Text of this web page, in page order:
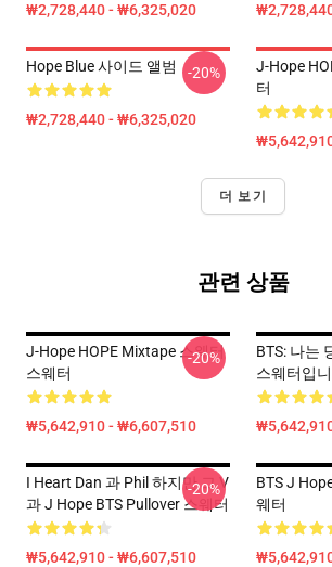
₩2,728,440 - ₩6,325,020
Hope Blue 사이드 앨범
₩2,728,440 - ₩6,325,020
-20%
J-Hope
터
더 보기
관련 상품
J-Hope HOPE Mixtape 스웨터
스웨터
₩5,642,910 - ₩6,607,510
-20%
BTS: 나는
스웨터입
I Heart Dan 과 Phil 하지만 그 V
과 J Hope BTS Pullover 스웨터
₩5,642,910 - ₩6,607,510
-20%
BTS J
웨터